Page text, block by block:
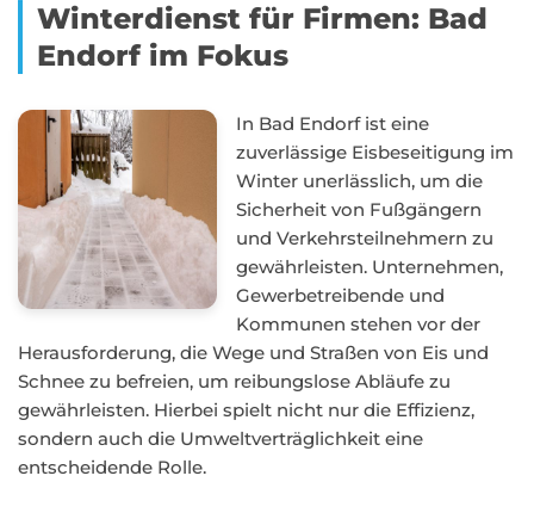
Winterdienst für Firmen: Bad
Endorf im Fokus
In Bad Endorf ist eine
zuverlässige Eisbeseitigung im
Winter unerlässlich, um die
Sicherheit von Fußgängern
und Verkehrsteilnehmern zu
gewährleisten. Unternehmen,
Gewerbetreibende und
Kommunen stehen vor der
Herausforderung, die Wege und Straßen von Eis und
Schnee zu befreien, um reibungslose Abläufe zu
gewährleisten. Hierbei spielt nicht nur die Effizienz,
sondern auch die Umweltverträglichkeit eine
entscheidende Rolle.